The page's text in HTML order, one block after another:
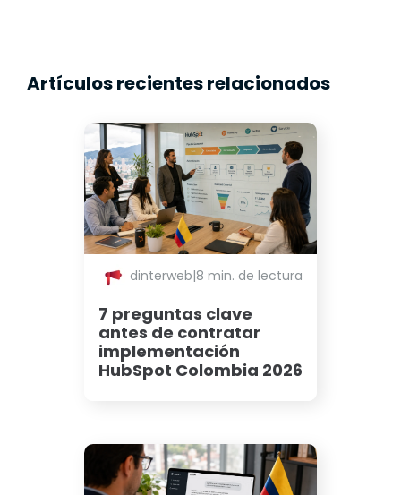
Artículos recientes relacionados
dinterweb|8 min. de lectura
7 preguntas clave
antes de contratar
implementación
HubSpot Colombia 2026